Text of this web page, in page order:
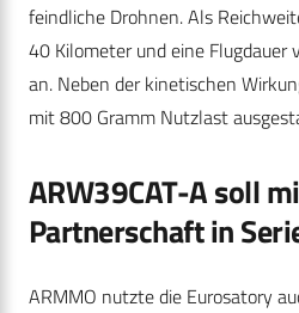
feindliche Drohnen. Als
40 Kilometer und eine
an. Neben der kinetischen
mit 800 Gramm Nutzlast
ARW39CAT-A soll
Partnerschaft in
ARMMO nutzte die Eurosatory